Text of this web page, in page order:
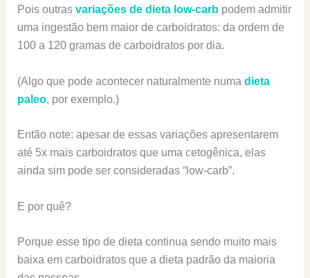
Pois outras variações de dieta low-carbpodem admitir
uma ingestão bem maior de carboidratos: da ordem de
100 a 120 gramas de carboidratos por dia.
(Algo que pode acontecer naturalmente numa dieta
paleo, por exemplo.)
Então note: apesar de essas variações apresentarem
até 5x mais carboidratos que uma cetogênica, elas
ainda sim pode ser consideradas “low-carb”.
E por quê?
Porque esse tipo de dieta continua sendo muito mais
baixa em carboidratos que a dieta padrão da maioria